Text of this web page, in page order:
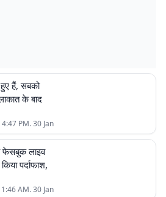
हैं, सबको
के बाद
4:47 PM. 30 Jan
फेसबुक लाइव
पर्दाफाश,
AM. 30 Jan